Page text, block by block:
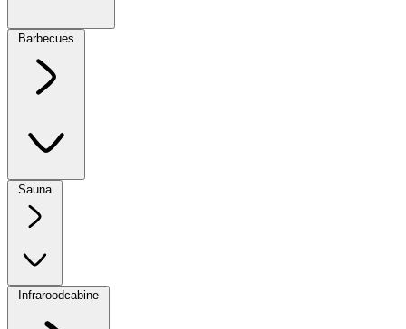
Barbecues
Sauna
Infraroodcabine